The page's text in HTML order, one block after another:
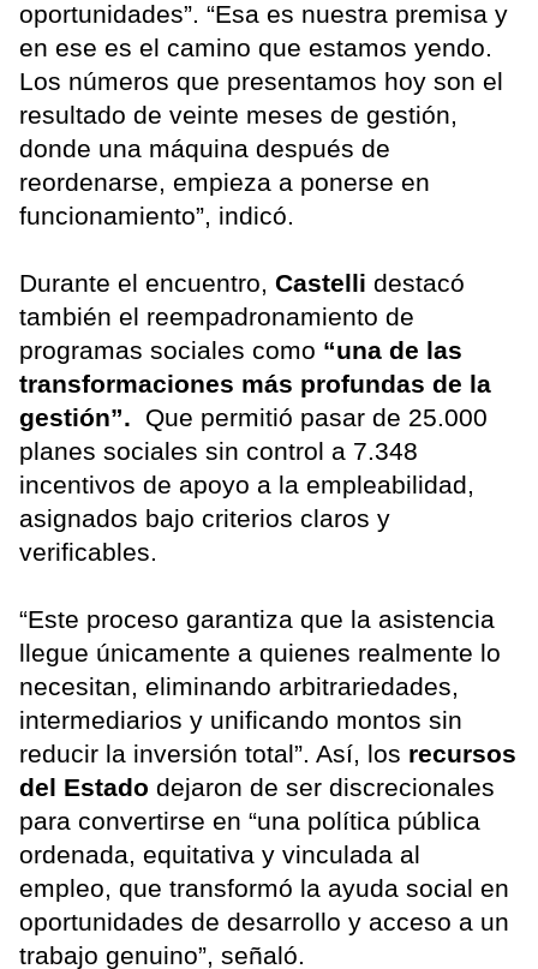
oportunidades”. “Esa es nuestra premisa y
en ese es el camino que estamos yendo.
Los números que presentamos hoy son el
resultado de veinte meses de gestión,
donde una máquina después de
reordenarse, empieza a ponerse en
funcionamiento”, indicó.
Durante el encuentro, Castelli destacó
también el reempadronamiento de
programas sociales como “una de las
transformaciones más profundas de la
gestión”. Que permitió pasar de 25.000
planes sociales sin control a 7.348
incentivos de apoyo a la empleabilidad,
asignados bajo criterios claros y
verificables.
“Este proceso garantiza que la asistencia
llegue únicamente a quienes realmente lo
necesitan, eliminando arbitrariedades,
intermediarios y unificando montos sin
reducir la inversión total”. Así, los recursos
del Estado dejaron de ser discrecionales
para convertirse en “una política pública
ordenada, equitativa y vinculada al
empleo, que transformó la ayuda social en
oportunidades de desarrollo y acceso a un
trabajo genuino”, señaló.